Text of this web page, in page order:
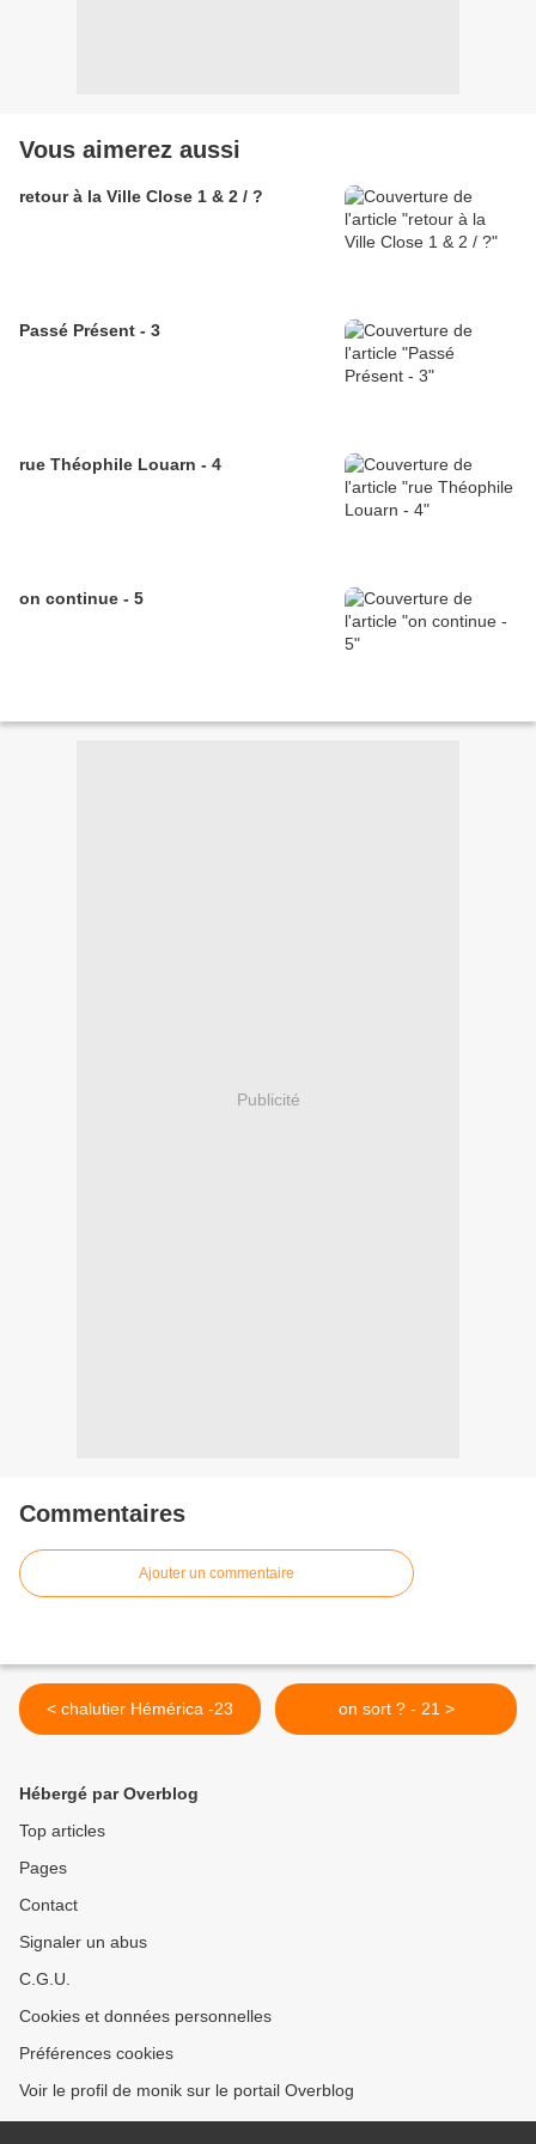
Vous aimerez aussi
retour à la Ville Close 1 & 2 / ?
Passé Présent - 3
rue Théophile Louarn - 4
on continue - 5
Publicité
Commentaires
Ajouter un commentaire
< chalutier Hémérica -23 on sort ? - 21 >
Hébergé par Overblog
Top articles
Pages
Contact
Signaler un abus
C.G.U.
Cookies et données personnelles
Préférences cookies
Voir le profil de monik sur le portail Overblog